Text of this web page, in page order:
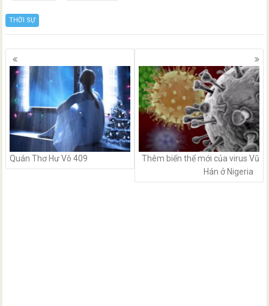
THỜI SỰ
Posts
navigation
Quán Thơ Hư Vô 409
Thêm biến thể mới của virus Vũ
Hán ở Nigeria